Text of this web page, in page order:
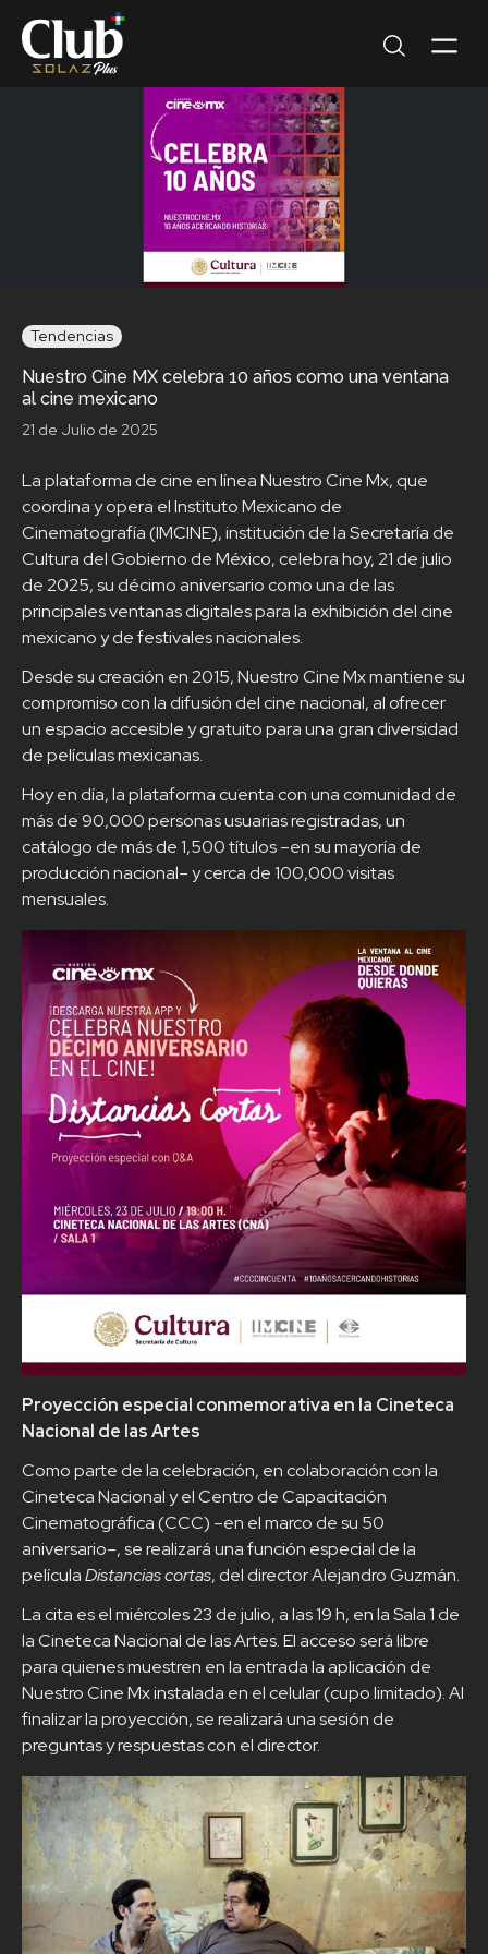
Tendencias
Nuestro Cine MX celebra 10 años como una ventana
al cine mexicano
21 de Julio de 2025
La plataforma de cine en línea Nuestro Cine Mx, que
coordina y opera el Instituto Mexicano de
Cinematografía (IMCINE), institución de la Secretaría de
Cultura del Gobierno de México, celebra hoy, 21 de julio
de 2025, su décimo aniversario como una de las
principales ventanas digitales para la exhibición del cine
mexicano y de festivales nacionales.
Desde su creación en 2015, Nuestro Cine Mx mantiene su
compromiso con la difusión del cine nacional, al ofrecer
un espacio accesible y gratuito para una gran diversidad
de películas mexicanas.
Hoy en día, la plataforma cuenta con una comunidad de
más de 90,000 personas usuarias registradas, un
catálogo de más de 1,500 títulos –en su mayoría de
producción nacional– y cerca de 100,000 visitas
mensuales.
Proyección especial conmemorativa en la Cineteca
Nacional de las Artes
Como parte de la celebración, en colaboración con la
Cineteca Nacional y el Centro de Capacitación
Cinematográfica (CCC) –en el marco de su 50
aniversario–, se realizará una función especial de la
películaDistancias cortas, del director Alejandro Guzmán.
La cita es el miércoles 23 de julio, a las 19 h, en la Sala 1 de
la Cineteca Nacional de las Artes. El acceso será libre
para quienes muestren en la entrada la aplicación de
Nuestro Cine Mx instalada en el celular (cupo limitado). Al
finalizar la proyección, se realizará una sesión de
preguntas y respuestas con el director.